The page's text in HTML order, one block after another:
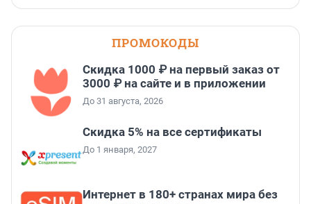
ПРОМОКОДЫ
Скидка 1000 ₽ на первый заказ от
3000 ₽ на сайте и в приложении
До 31 августа, 2026
Скидка 5% на все сертификаты
До 1 января, 2027
Интернет в 180+ странах мира без